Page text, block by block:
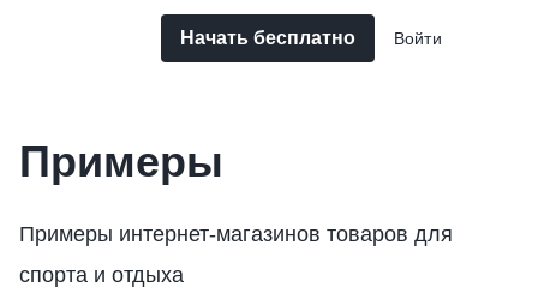
Начать бесплатно Войти
Примеры
Примеры интернет-магазинов товаров для
спорта и отдыха